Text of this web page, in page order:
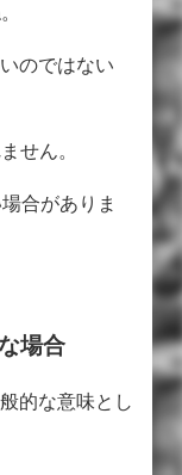
のではない
せん。
合がありま
場合
的な意味とし